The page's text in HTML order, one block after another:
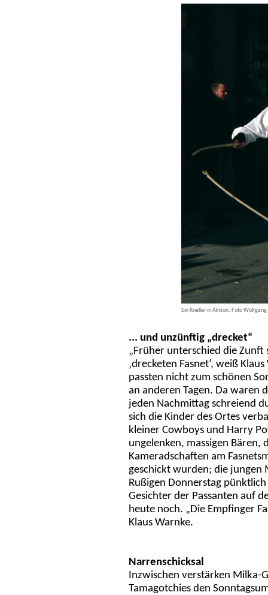
Ein Kneller in Aktion. Foto Wolfgang
... und unzünftig „drecket“
„Früher unterschied die
‚drecketen Fasnet‘, weiß
passten nicht zum schönen
an anderen Tagen. Da waren
jeden Nachmittag schreiend
sich die Kinder des Ortes
kleiner Cowboys und Harry
ungelenken, massigen
Kameradschaften am
geschickt wurden; die jungen
Rußigen Donnerstag
Gesichter der Passanten auf
heute noch. „Die Empfinger
Klaus Warnke.
Narrenschicksal
Inzwischen verstärken Milka-
Tamagotchies den